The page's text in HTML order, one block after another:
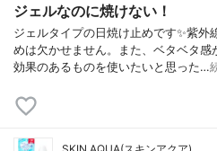
ジェルなのに焼けない！
ジェルタイプの日焼け止めです✨紫外
めは欠かせません。また、ベタベタ
効果のあるものを使いたいと思った…